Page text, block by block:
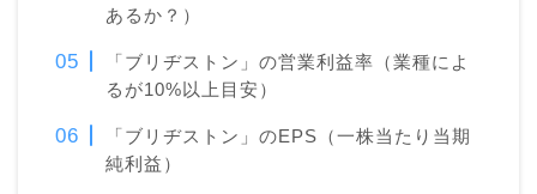
あるか？）
「ブリヂストン」の営業利益率（業種によ
るが10%以上目安）
「ブリヂストン」のEPS（一株当たり当期
純利益）